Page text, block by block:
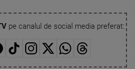
pe canalul de social media preferat: